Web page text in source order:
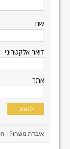
שם
דואר אלקטרוני
אתר